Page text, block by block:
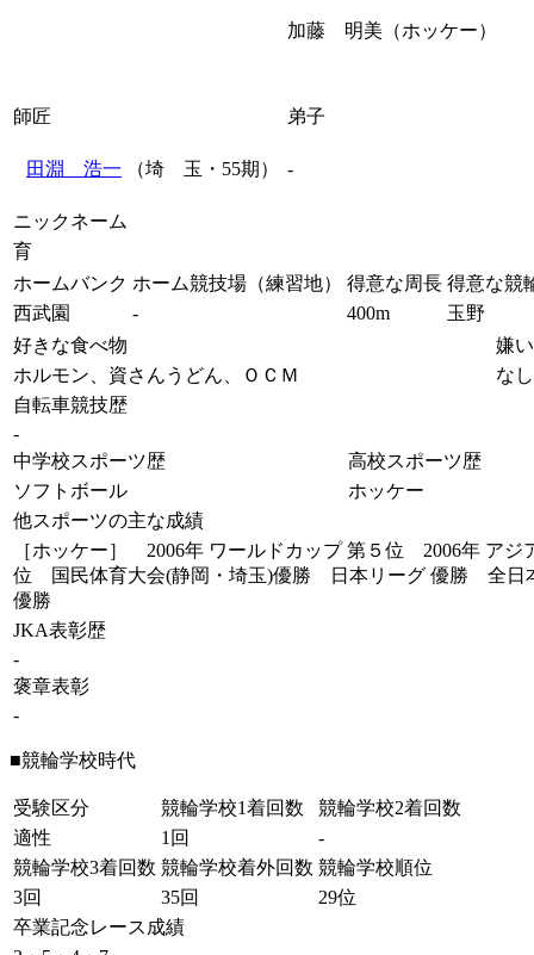
加藤 明美（ホッケー）
師匠 弟子
田淵 浩一 （埼 玉・55期） -
ニックネーム
育
ホームバンク ホーム競技場（練習地） 得意な周長 得意な競
西武園
- 400m
玉野
好きな食べ物
嫌
ホルモン、資さんうどん、ＯＣＭ
なし
自転車競技歴
-
中学校スポーツ歴
高校スポーツ歴
ソフトボール
ホッケー
他スポーツの主な成績
［ホッケー］ 2006年 ワールドカップ 第５位 2006年 ア
位 国民体育大会(静岡・埼玉)優勝 日本リーグ 優勝 全
優勝
JKA表彰歴
-
褒章表彰
-
■競輪学校時代
受験区分 競輪学校1着回数
競輪学校2着回数
適性
1回
-
競輪学校3着回数 競輪学校着外回数 競輪学校順位
3回
35回
29位
卒業記念レース成績